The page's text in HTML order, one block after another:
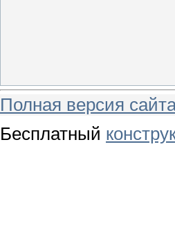
Полная версия
Бесплатный